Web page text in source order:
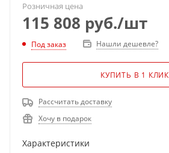
Розничная цена
115 808 руб./шт
Под заказ Нашли дешевле?
КУПИТЬ В 1 КЛИК
Рассчитать доставку
Хочу в подарок
Характеристики